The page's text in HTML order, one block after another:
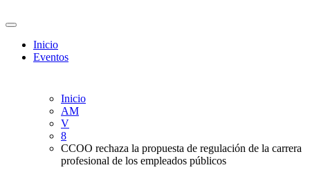
Inicio
Eventos
Inicio
AM
V
8
CCOO rechaza la propuesta de regulación de la carrera
profesional de los empleados públicos